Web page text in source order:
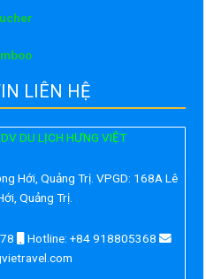
LIÊN HỆ
DU LỊCH HƯNG VIỆT
Hới, Quảng Trị. VPGD: 168A Lê
Quảng Trị.
Hotline: +84 918805368